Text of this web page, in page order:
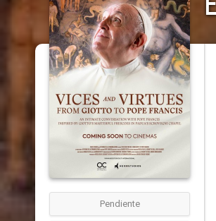
Pendiente